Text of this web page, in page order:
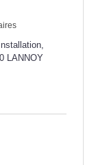
LANNOY